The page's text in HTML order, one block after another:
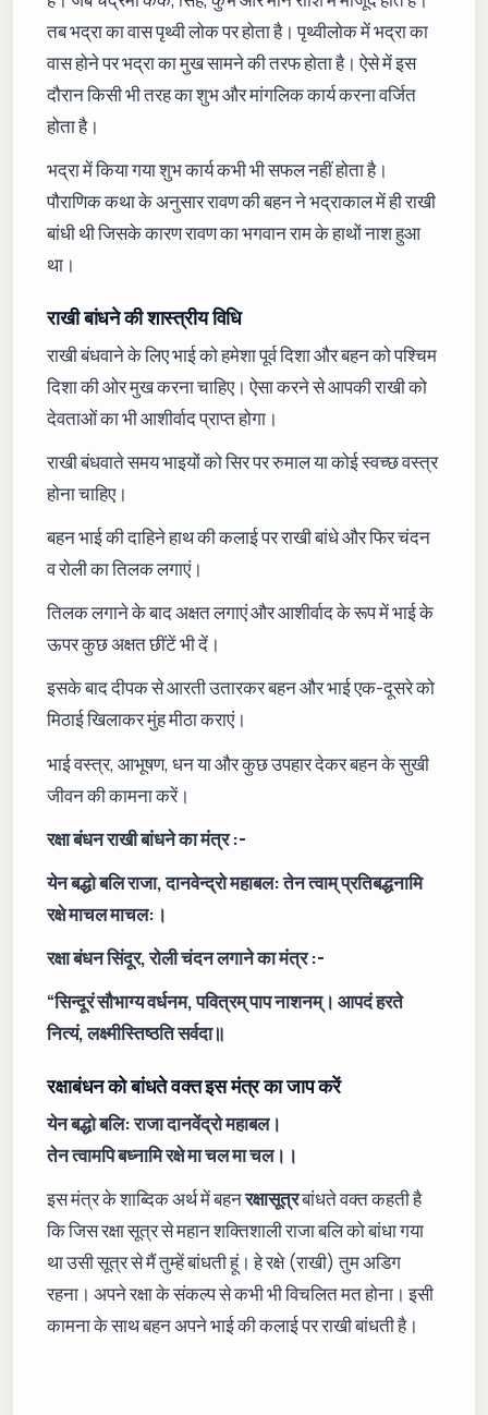
तब भद्रा का वास पृथ्वी लोक पर होता है। पृथ्वीलोक में भद्रा का
वास होने पर भद्रा का मुख सामने की तरफ होता है। ऐसे में इस
दौरान किसी भी तरह का शुभ और मांगलिक कार्य करना वर्जित
होता है।
भद्रा में किया गया शुभ कार्य कभी भी सफल नहीं होता है।
पौराणिक कथा के अनुसार रावण की बहन ने भद्राकाल में ही राखी
बांधी थी जिसके कारण रावण का भगवान राम के हाथों नाश हुआ
था।
राखी बांधने की शास्त्रीय विधि
राखी बंधवाने के लिए भाई को हमेशा पूर्व दिशा और बहन को पश्चिम
दिशा की ओर मुख करना चाहिए। ऐसा करने से आपकी राखी को
देवताओं का भी आशीर्वाद प्राप्त होगा।
राखी बंधवाते समय भाइयों को सिर पर रुमाल या कोई स्वच्छ वस्त्र
होना चाहिए।
बहन भाई की दाहिने हाथ की कलाई पर राखी बांधे और फिर चंदन
व रोली का तिलक लगाएं।
तिलक लगाने के बाद अक्षत लगाएं और आशीर्वाद के रूप में भाई के
ऊपर कुछ अक्षत छींटें भी दें।
इसके बाद दीपक से आरती उतारकर बहन और भाई एक-दूसरे को
मिठाई खिलाकर मुंह मीठा कराएं।
भाई वस्त्र, आभूषण, धन या और कुछ उपहार देकर बहन के सुखी
जीवन की कामना करें।
रक्षा बंधन राखी बांधने का मंत्र :-
येन बद्धो बलि राजा, दानवेन्द्रो महाबल: तेन त्वाम् प्रतिबद्धनामि
रक्षे माचल माचल:।
रक्षा बंधन सिंदूर, रोली चंदन लगाने का मंत्र :-
“सिन्दूरं सौभाग्य वर्धनम, पवित्रम् पाप नाशनम्। आपदं हरते
नित्यं, लक्ष्मीस्तिष्ठति सर्वदा॥
रक्षाबंधन को बांधते वक्त इस मंत्र का जाप करें
येन बद्धो बलि: राजा दानवेंद्रो महाबल।
तेन त्वामपि बध्नामि रक्षे मा चल मा चल।।
इस मंत्र के शाब्दिक अर्थ में बहनरक्षासूत्रबांधते वक्त कहती है
कि जिस रक्षा सूत्र से महान शक्तिशाली राजा बलि को बांधा गया
था उसी सूत्र से मैं तुम्हें बांधती हूं। हे रक्षे (राखी) तुम अडिग
रहना। अपने रक्षा के संकल्प से कभी भी विचलित मत होना। इसी
कामना के साथ बहन अपने भाई की कलाई पर राखी बांधती है।